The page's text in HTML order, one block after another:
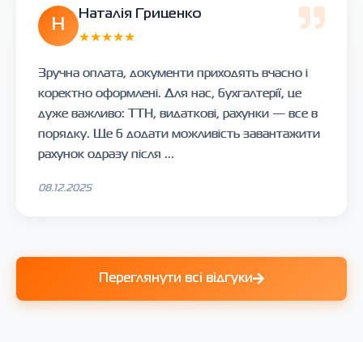
Н
Наталія Гриценко
★★★★★
Зручна оплата, документи приходять вчасно і
коректно оформлені. Для нас, бухгалтерії, це
дуже важливо: ТТН, видаткові, рахунки — все в
порядку. Ще б додати можливість завантажити
рахунок одразу після ...
08.12.2025
Переглянути всі відгуки